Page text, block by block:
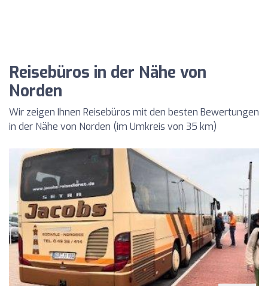
Reisebüros in der Nähe von
Norden
Wir zeigen Ihnen Reisebüros mit den besten Bewertungen
in der Nähe von Norden (im Umkreis von 35 km)